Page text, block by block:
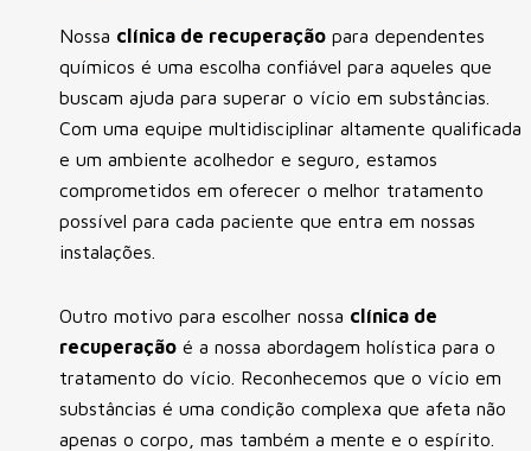
Nossa clínica de recuperação para dependentes
químicos é uma escolha confiável para aqueles que
buscam ajuda para superar o vício em substâncias.
Com uma equipe multidisciplinar altamente qualificada
e um ambiente acolhedor e seguro, estamos
comprometidos em oferecer o melhor tratamento
possível para cada paciente que entra em nossas
instalações.
Outro motivo para escolher nossa clínica de
recuperação é a nossa abordagem holística para o
tratamento do vício. Reconhecemos que o vício em
substâncias é uma condição complexa que afeta não
apenas o corpo, mas também a mente e o espírito.